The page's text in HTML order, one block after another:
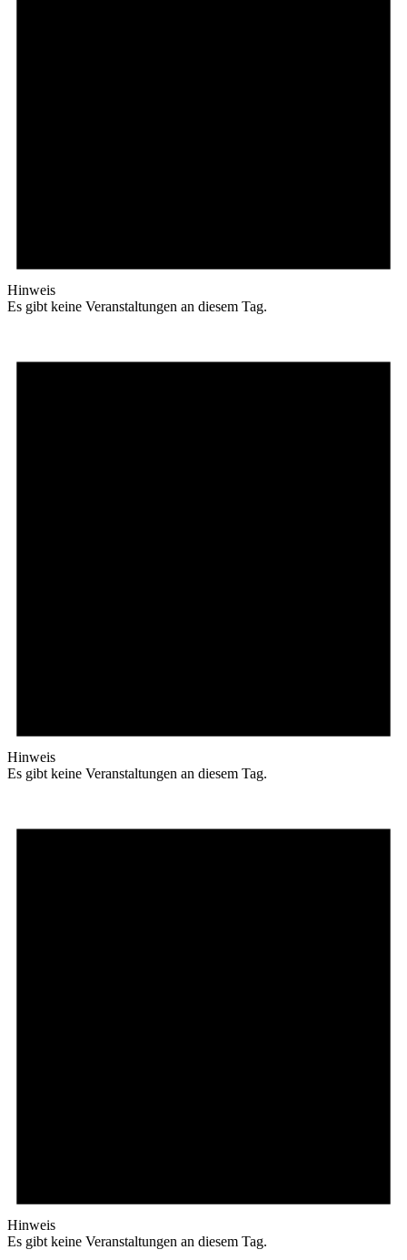
Hinweis
Es gibt keine Veranstaltungen an diesem Tag.
Hinweis
Es gibt keine Veranstaltungen an diesem Tag.
Hinweis
Es gibt keine Veranstaltungen an diesem Tag.